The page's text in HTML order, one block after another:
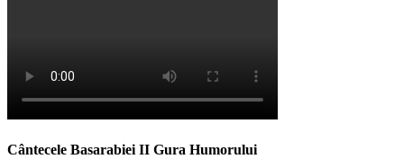
Cântecele Basarabiei II Gura Humorului